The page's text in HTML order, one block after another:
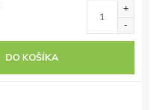
DO KOŠÍKA